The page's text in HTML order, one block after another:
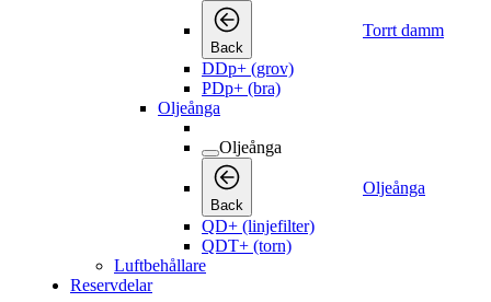
Back
Torrt damm
DDp+ (grov)
PDp+ (bra)
Oljeånga
Oljeånga
Back
Oljeånga
QD+ (linjefilter)
QDT+ (torn)
Luftbehållare
Reservdelar